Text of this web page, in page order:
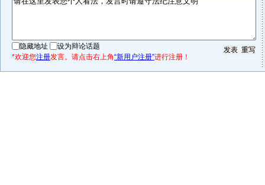
隐藏地址
设为辩论话题
*欢迎您注册发言。请点击右上角“新用户注册”进行注册！